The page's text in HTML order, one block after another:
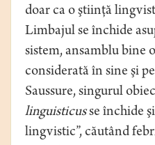
doar ca o ştiinţă
Limbajul se închide
sistem, ansamblu bine
considerată în sine şi
Saussure, singurul
linguisticusse închide
lingvistic”, căutând